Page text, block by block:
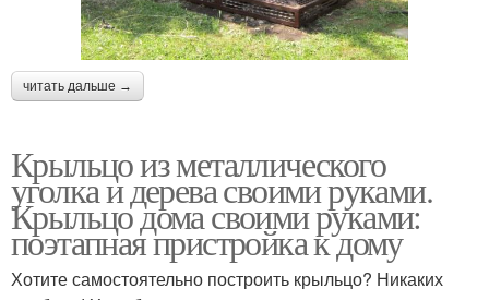
читать дальше →
Крыльцо из металлического
уголка и дерева своими руками.
Крыльцо дома своими руками:
поэтапная пристройка к дому
Хотите самостоятельно построить крыльцо? Никаких